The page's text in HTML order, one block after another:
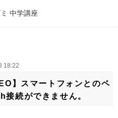
18:22
】スマートフォンとのペ
続ができません。